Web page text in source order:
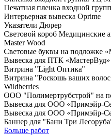
Печатная пленка входной
Интерьерная вывеска Oprime
Указатели Дюрер
Световой короб Медицинские
Master Wood
Световые буквы на подложке
Вывеска для ПТК «МастерВуд»
Витрина "Light Оптика"
Витрина "Роскошь ваших
Wildberries
ООО "Полимертрубстрой" на
Вывеска для ООО «Примэйр-
Вывеска для ООО «Примэйр-
Баннер для "Бани Три
Больше работ